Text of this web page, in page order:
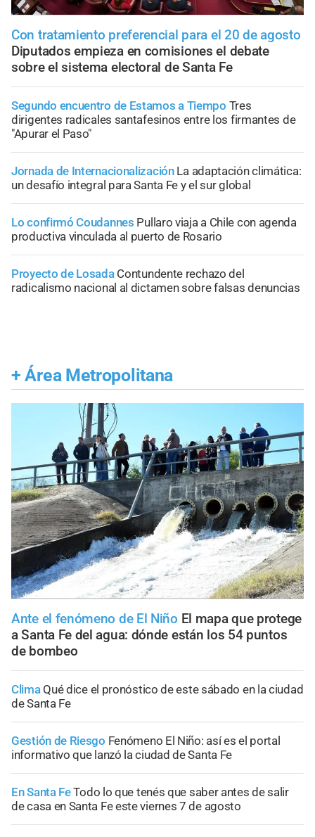
Con tratamiento preferencial para el 20 de agosto
Diputados empieza en comisiones el debate
sobre el sistema electoral de Santa Fe
Segundo encuentro de Estamos a Tiempo Tres
dirigentes radicales santafesinos entre los firmantes de
"Apurar el Paso"
Jornada de Internacionalización La adaptación climática:
un desafío integral para Santa Fe y el sur global
Lo confirmó Coudannes Pullaro viaja a Chile con agenda
productiva vinculada al puerto de Rosario
Proyecto de Losada Contundente rechazo del
radicalismo nacional al dictamen sobre falsas denuncias
+ Área Metropolitana
Ante el fenómeno de El Niño El mapa que protege
a Santa Fe del agua: dónde están los 54 puntos
de bombeo
Clima Qué dice el pronóstico de este sábado en la ciudad
de Santa Fe
Gestión de Riesgo Fenómeno El Niño: así es el portal
informativo que lanzó la ciudad de Santa Fe
En Santa FeTodo lo que tenés que saber antes de salir
de casa en Santa Fe este viernes 7 de agosto